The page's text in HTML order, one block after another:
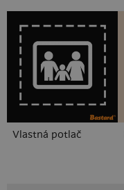
Vlastná potlač